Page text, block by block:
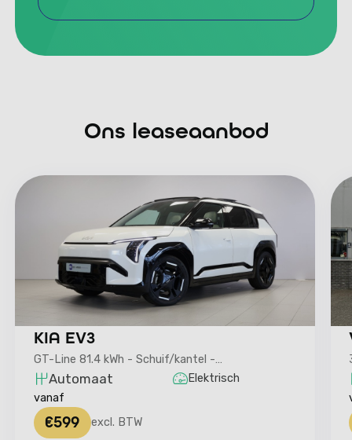
Ons leaseaanbod
KIA EV3
GT-Line 81.4 kWh - Schuif/kantel -
Harman/Kardon - Head-Up
Automaat
Elektrisch
vanaf
€599
excl. BTW